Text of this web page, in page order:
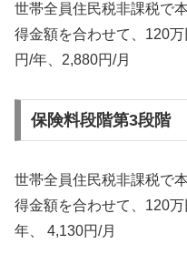
世帯全員住民税非課税で
得金額を合わせて、120
円/年、2,880円/月
保険料段階第3段階
世帯全員住民税非課税で
得金額を合わせて、120
年、 4,130円/月